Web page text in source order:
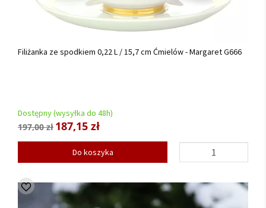
Filiżanka ze spodkiem 0,22 L / 15,7 cm Ćmielów - Margaret G666
Dostępny (wysyłka do 48h)
197,00 zł 187,15 zł
Do koszyka